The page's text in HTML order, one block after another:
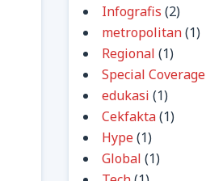
Infografis (2)
metropolitan(1)
Regional (1)
Special Coverage
edukasi (1)
Cekfakta(1)
Hype(1)
Global (1)